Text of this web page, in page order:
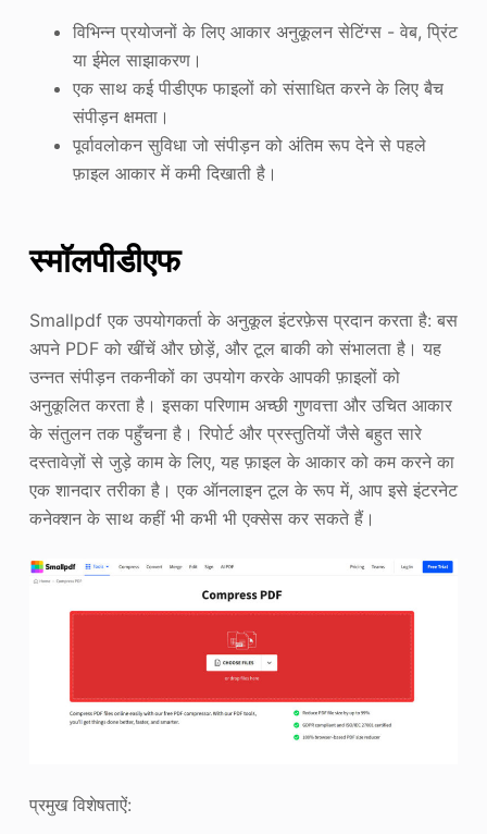
विभिन्न प्रयोजनों के लिए आकार अनुकूलन सेटिंग्स - वेब, प्रिंट
या ईमेल साझाकरण।
एक साथ कई पीडीएफ फाइलों को संसाधित करने के लिए बैच
संपीड़न क्षमता।
पूर्वावलोकन सुविधा जो संपीड़न को अंतिम रूप देने से पहले
फ़ाइल आकार में कमी दिखाती है।
स्मॉलपीडीएफ
Smallpdf एक उपयोगकर्ता के अनुकूल इंटरफ़ेस प्रदान करता है: बस
अपने PDF को खींचें और छोड़ें, और टूल बाकी को संभालता है। यह
उन्नत संपीड़न तकनीकों का उपयोग करके आपकी फ़ाइलों को
अनुकूलित करता है। इसका परिणाम अच्छी गुणवत्ता और उचित आकार
के संतुलन तक पहुँचना है। रिपोर्ट और प्रस्तुतियों जैसे बहुत सारे
दस्तावेज़ों से जुड़े काम के लिए, यह फ़ाइल के आकार को कम करने का
एक शानदार तरीका है। एक ऑनलाइन टूल के रूप में, आप इसे इंटरनेट
कनेक्शन के साथ कहीं भी कभी भी एक्सेस कर सकते हैं।
प्रमुख विशेषताऐं: